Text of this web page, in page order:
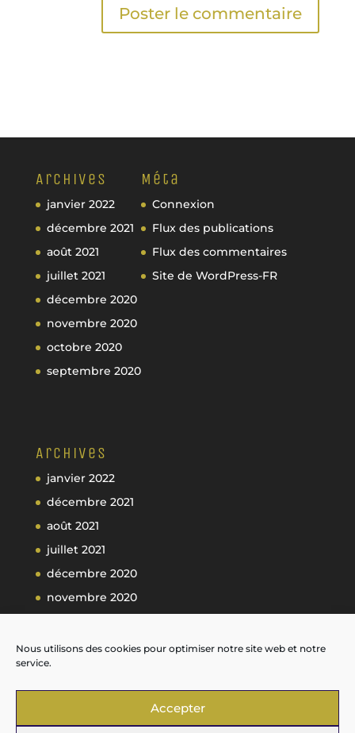
Nous utilisons des cookies pour optimiser notre site web et notre
service.
Accepter
Archives
janvier 2022
décembre 2021
août 2021
juillet 2021
décembre 2020
novembre 2020
octobre 2020
septembre 2020
Méta
Connexion
Flux des publications
Flux des commentaires
Site de WordPress-FR
Archives
janvier 2022
décembre 2021
août 2021
juillet 2021
décembre 2020
novembre 2020
septembre 2020